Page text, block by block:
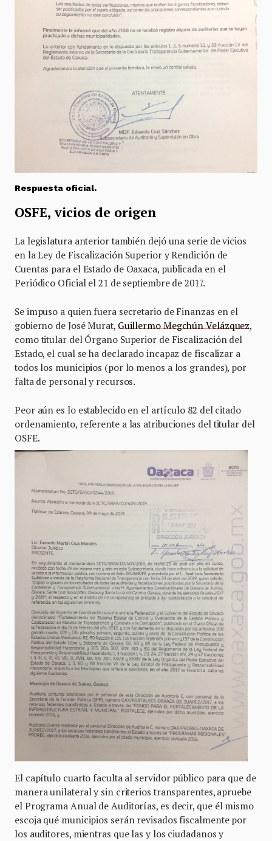
Respuesta oficial.
OSFE, vicios de origen
La legislatura anterior también dejó una serie de vicios
en la Ley de Fiscalización Superior y Rendición de
Cuentas para el Estado de Oaxaca, publicada en el
Periódico Oficial el 21 de septiembre de 2017.
Se impuso a quien fuera secretario de Finanzas en el
gobierno de José Murat, Guillermo Megchún Velázquez,
como titular del Órgano Superior de Fiscalización del
Estado, el cual se ha declarado incapaz de fiscalizar a
todos los municipios (por lo menos a los grandes), por
falta de personal y recursos.
Peor aún es lo establecido en el artículo 82 del citado
ordenamiento, referente a las atribuciones del titular del
OSFE.
El capítulo cuarto faculta al servidor público para que de
manera unilateral y sin criterios transparentes, apruebe
el Programa Anual de Auditorías, es decir, que él mismo
escoja qué municipios serán revisados fiscalmente por
los auditores, mientras que las y los ciudadanos y